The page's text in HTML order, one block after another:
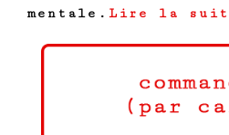
mentale. Lire la